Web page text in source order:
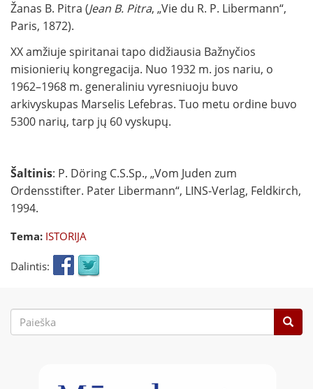
Žanas B. Pitra (Jean B. Pitra, „Vie du R. P. Libermann“,
Paris, 1872).
XX amžiuje spiritanai tapo didžiausia Bažnyčios
misionierių kongregacija. Nuo 1932 m. jos nariu, o
1962–1968 m. generaliniu vyresniuoju buvo
arkivyskupas Marselis Lefebras. Tuo metu ordine buvo
5300 narių, tarp jų 60 vyskupų.
Šaltinis: P. Döring C.S.Sp., „Vom Juden zum
Ordensstifter. Pater Libermann“, LINS-Verlag, Feldkirch,
1994.
Tema: ISTORIJA
Dalintis:
Paieškos